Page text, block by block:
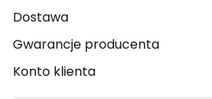
Dostawa
Gwarancje producenta
Konto klienta